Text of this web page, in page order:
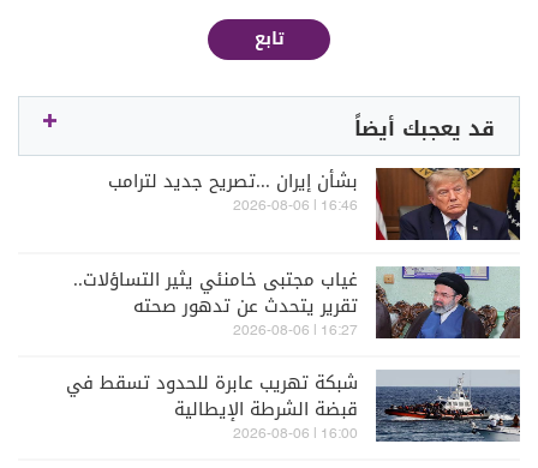
تابع
قد يعجبك أيضاً
بشأن إيران ...تصريح جديد لترامب
16:46 | 2026-08-06
غياب مجتبى خامنئي يثير التساؤلات..
تقرير يتحدث عن تدهور صحته
16:27 | 2026-08-06
شبكة تهريب عابرة للحدود تسقط في
قبضة الشرطة الإيطالية
16:00 | 2026-08-06